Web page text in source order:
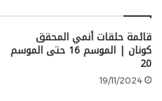
نبذة عن اللعبة:
قائمة حلقات أنمي المحقق
كونان | الموسم 16 حتى الموسم
20
19/11/2024